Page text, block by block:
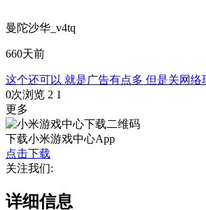
曼陀沙华_v4tq
660天前
这个还可以 就是广告有点多 但是关网
0次浏览 2 1
更多
下载小米游戏中心App
点击下载
关注我们:
详细信息